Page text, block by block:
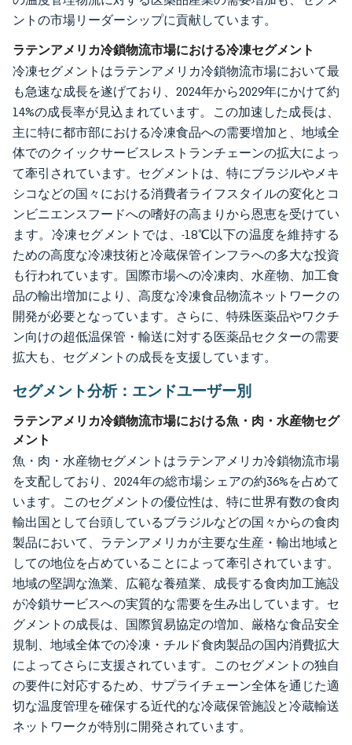
ントの市場リーダーシップに貢献しています。
ラテンアメリカ冷鎖物流市場における冷凍セグメント
冷凍セグメントはラテンアメリカ冷鎖物流市場において最
も急速な成長を遂げており、2024年から2029年にかけて約
14%の成長率が見込まれています。この加速した成長は、
主に特に都市部における冷凍食品への需要増加と、地域全
体でのクイックサービスレストランチェーンの拡大によっ
て牽引されています。セグメントは、特にブラジルやメキ
シコなどの国々における消費者ライフスタイルの変化とコ
ンビニエンスフードへの嗜好の高まりから恩恵を受けてい
ます。冷凍セグメントでは、-18℃以下の温度を維持する
ための高度な冷凍技術と冷蔵保管インフラへの多大な投資
も行われています。国際市場への冷凍肉、水産物、加工食
品の輸出増加により、高度な冷凍食品物流ネットワークの
開発が必要となっています。さらに、特殊医薬品やワクチ
ン向けの超低温保管・輸送に対する医薬品セクターの需要
拡大も、セグメントの成長を支援しています。
セグメント分析：エンドユーザー別
ラテンアメリカ冷鎖物流市場における魚・肉・水産物セグ
メント
魚・肉・水産物セグメントはラテンアメリカ冷鎖物流市場
を支配しており、2024年の総市場シェアの約36%を占めて
います。このセグメントの優位性は、特に世界有数の食肉
輸出国として台頭しているブラジルなどの国々からの食肉
製品において、ラテンアメリカが主要な生産・輸出地域と
しての地位を占めていることによって牽引されています。
地域の堅調な漁業、広範な養殖業、成長する食肉加工施設
が冷鎖サービスへの実質的な需要を生み出しています。セ
グメントの成長は、国際貿易協定の増加、厳格な食品安全
規制、地域全体での冷凍・チルド食肉製品の国内消費拡大
によってさらに支援されています。このセグメントの独自
の要件に対応するため、サプライチェーン全体を通じた適
切な温度管理を確保する近代的な冷蔵保管施設と冷蔵輸送
ネットワークが特別に開発されています。